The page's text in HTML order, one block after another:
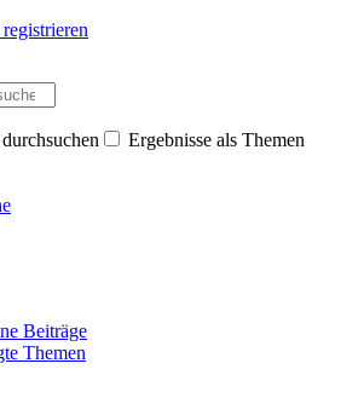
Ergebnisse als Themen
Beiträge
Themen